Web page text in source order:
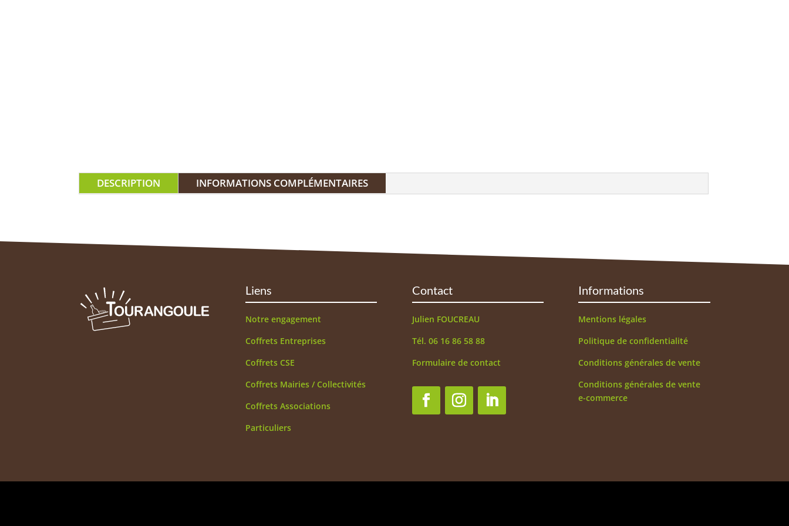
DESCRIPTION INFORMATIONS COMPLÉMENTAIRES
Liens
Notre engagement
Coffrets Entreprises
Coffrets CSE
Coffrets Mairies / Collectivités
Coffrets Associations
Particuliers
Contact
Julien FOUCREAU
Tél. 06 16 86 58 88
Formulaire de contact
Informations
Mentions légales
Politique de confidentialité
Conditions générales de vente
Conditions générales de vente
e-commerce